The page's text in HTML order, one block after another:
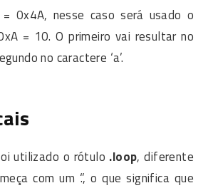
0x4A, nesse caso será usado o
= 10. O primeiro vai resultar no
no caractere ‘a’.
utilizado o rótulo .loop, diferente
com um ‘.’, o que significa que